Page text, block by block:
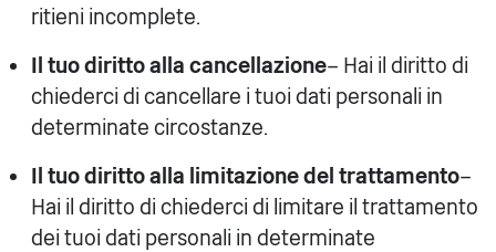
ritieni incomplete.
Il tuo diritto alla cancellazione– Hai il diritto di
chiederci di cancellare i tuoi dati personali in
determinate circostanze.
Il tuo diritto alla limitazione del trattamento–
Hai il diritto di chiederci di limitare il trattamento
dei tuoi dati personali in determinate